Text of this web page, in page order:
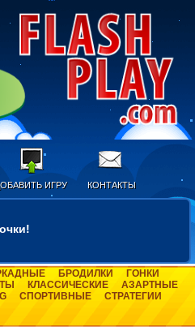
ИГРУ КОНТАКТЫ
БРОДИЛКИ
ГОНКИ
КЛАССИЧЕСКИЕ
АЗАРТНЫЕ
СПОРТИВНЫЕ
СТРАТЕГИИ